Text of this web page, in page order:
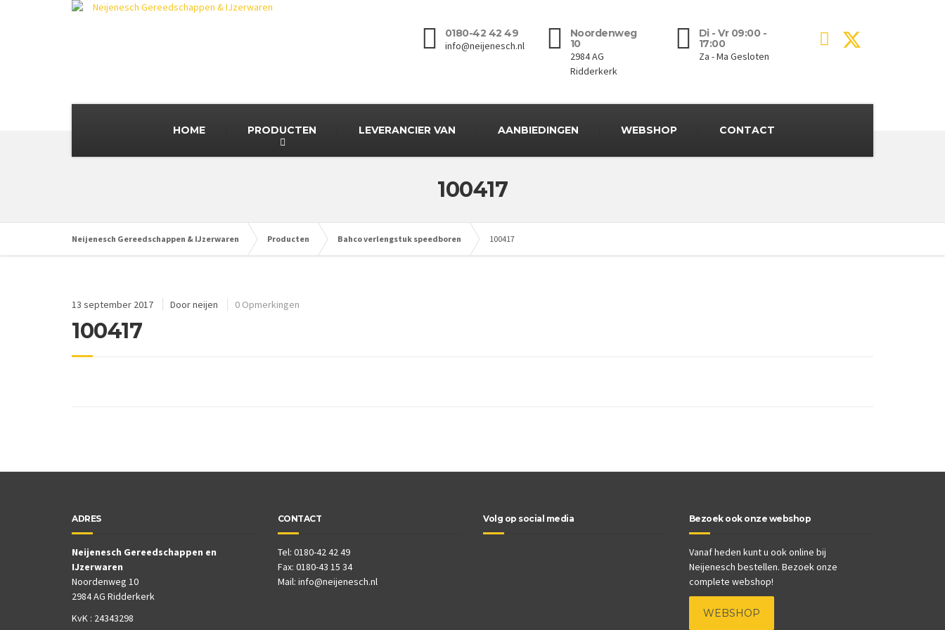
0180-42 42 49
info@neijenesch.nl
Noordenweg
10
2984 AG
Ridderkerk
Di - Vr 09:00 -
17:00
Za - Ma Gesloten
HOME PRODUCTEN LEVERANCIER VAN AANBIEDINGEN WEBSHOP CONTACT
100417
Neijenesch Gereedschappen & IJzerwaren Producten Bahco verlengstuk speedboren 100417
13 september 2017 Doorneijen 0 Opmerkingen
100417
ADRES
Neijenesch Gereedschappen en
IJzerwaren
Noordenweg 10
2984 AG Ridderkerk
KvK : 24343298
CONTACT
Tel: 0180-42 42 49
Fax: 0180-43 15 34
Mail: info@neijenesch.nl
Volg op social media Bezoek ook onze webshop
Vanaf heden kunt u ook online bij
Neijenesch bestellen. Bezoek onze
complete webshop!
WEBSHOP